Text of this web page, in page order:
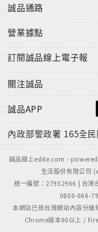
的四十大盜》系列作品，
張力加倍，而大量的黑，
葛尹風的作品以短文
關，將畫面往外延伸出
判和諷刺，皆為文化與社
本書特色
文學的融入，是為藝術
單看作品，是徜徉在
*同時細嚼作品與字句，
藝術衝擊。
誠品通路
營業據點
訂閱誠品線上電子報
關注誠品
誠品APP
內政部警政署 165全
誠品線上eslite.com -
生活股份有限公司
統一編號：27952966 | 台灣
0800-666-
本網站已依台灣網站內容分
Chrome版本60以上 /